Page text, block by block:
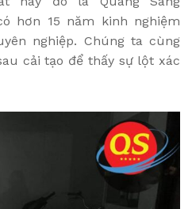
hơn 15 năm kinh nghiệm
nghiệp. Chúng ta cùng
cải tạo để thấy sự lột xác